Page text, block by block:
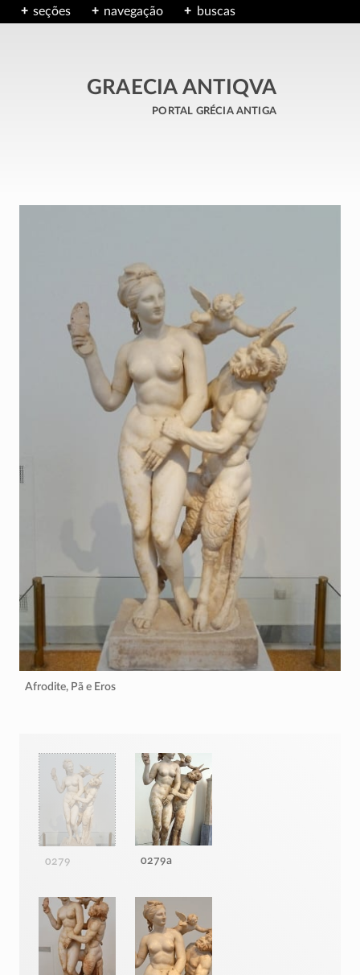
seções navegação buscas
GRAECIA ANTIQVA
portal grécia antiga
Afrodite, Pã e Eros
0279 0279a